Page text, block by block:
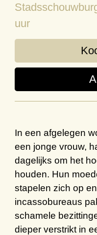
uur
In een afgelegen
een jonge vrouw,
dagelijks om het
houden. Hun
stapelen zich op
incassobureaus
schamele
dieper verstrikt in